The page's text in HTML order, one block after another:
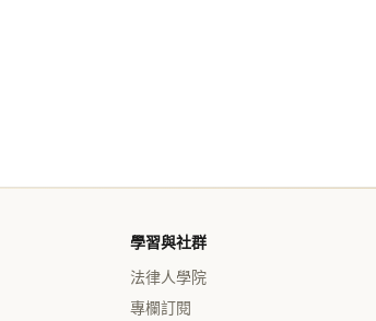
學習與社群
法律人學院
專欄訂閱